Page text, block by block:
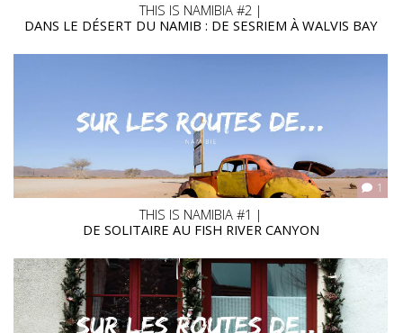
THIS IS NAMIBIA #2 |
DANS LE DÉSERT DU NAMIB : DE SESRIEM À WALVIS BAY
1
THIS IS NAMIBIA #1 |
DE SOLITAIRE AU FISH RIVER CANYON